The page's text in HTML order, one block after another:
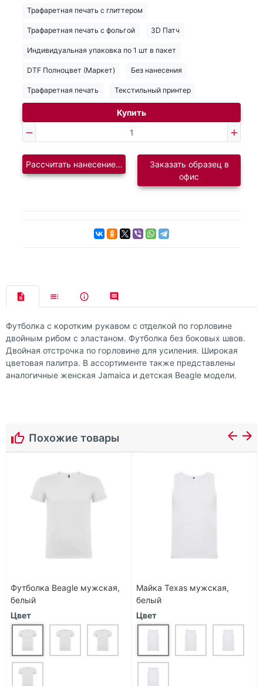
Трафаретная печать с глиттером
Трафаретная печать с фольгой 3D Патч
Индивидуальная упаковка по 1 шт в пакет
DTF Полноцвет (Маркет) Без нанесения
Трафаретная печать Текстильный принтер
Купить
Рассчитать нанесение логотипаЗаказать образец в
офис
Футболка с коротким рукавом с отделкой по горловине
двойным рибом с эластаном. Футболка без боковых швов.
Двойная отстрочка по горловине для усиления. Широкая
цветовая палитра. В ассортименте также представлены
аналогичные женская Jamaica и детская Beagle модели.
Похожие товары
Футболка Beagle мужская,
белый
Цвет
Майка Texas мужская,
белый
Цвет